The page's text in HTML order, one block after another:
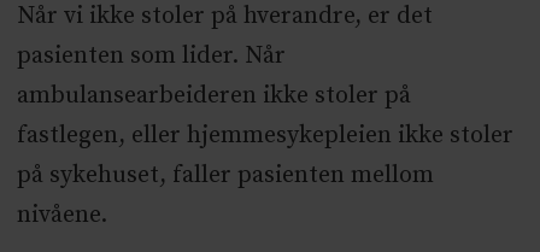
Når vi ikke stoler på hverandre, er det
pasienten som lider. Når
ambulansearbeideren ikke stoler på
fastlegen, eller hjemmesykepleien ikke stoler
på sykehuset, faller pasienten mellom
nivåene.